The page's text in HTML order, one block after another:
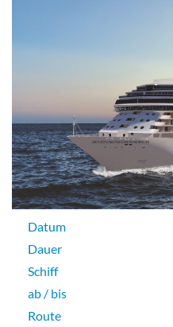
Datum
Dauer
Schiff
ab / bis
Route